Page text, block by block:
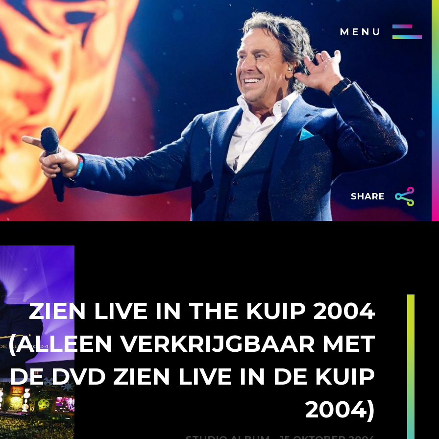
MENU
SHARE
ZIEN LIVE IN THE KUIP 2004
(ALLEEN VERKRIJGBAAR MET
DE DVD ZIEN LIVE IN DE KUIP
2004)